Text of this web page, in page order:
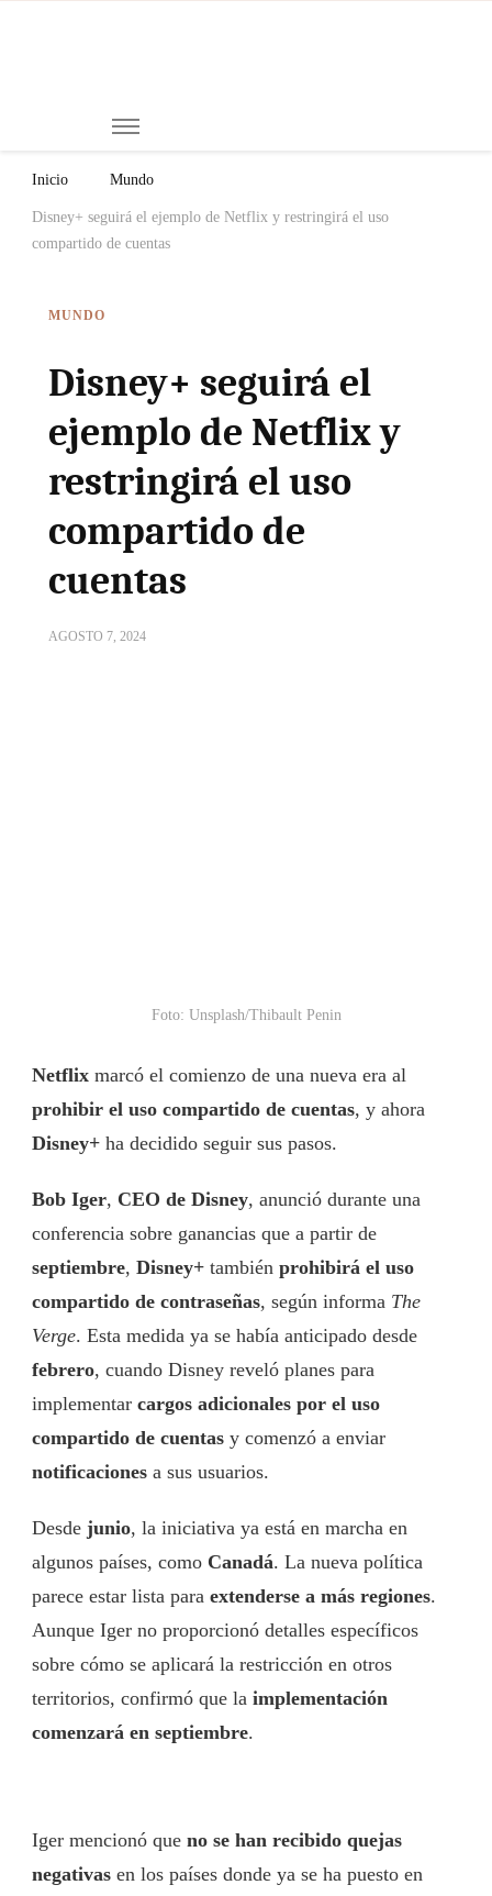
Inicio Mundo
Disney+ seguirá el ejemplo de Netflix y restringirá el uso
compartido de cuentas
MUNDO
Disney+ seguirá el
ejemplo de Netflix y
restringirá el uso
compartido de
cuentas
AGOSTO 7, 2024
Foto: Unsplash/Thibault Penin
Netflix marcó el comienzo de una nueva era al
prohibir el uso compartido de cuentas, y ahora
Disney+ ha decidido seguir sus pasos.
Bob Iger, CEO de Disney, anunció durante una
conferencia sobre ganancias que a partir de
septiembre, Disney+ también prohibirá el uso
compartido de contraseñas, según informa The
Verge. Esta medida ya se había anticipado desde
febrero, cuando Disney reveló planes para
implementar cargos adicionales por el uso
compartido de cuentas y comenzó a enviar
notificaciones a sus usuarios.
Desde junio, la iniciativa ya está en marcha en
algunos países, como Canadá. La nueva política
parece estar lista para extenderse a más regiones.
Aunque Iger no proporcionó detalles específicos
sobre cómo se aplicará la restricción en otros
territorios, confirmó que la implementación
comenzará en septiembre.
Iger mencionó que no se han recibido quejas
negativas en los países donde ya se ha puesto en